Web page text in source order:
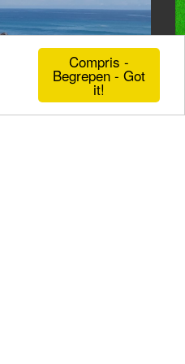
Compris -
Begrepen - Got
it!